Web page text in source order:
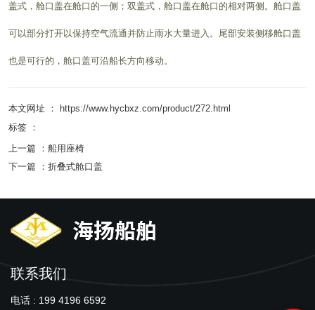
盖式，舱口盖在舱口的一侧；双盖式，舱口盖在舱口的相对两侧。舱口盖
可以部分打开以保持空气流通并防止雨水大量进入。尾部安装侧移舱口盖
也是可行的，舱口盖可沿船长方向移动。
本文网址 ： https://www.hycbxz.com/product/272.html
标签 ：
上一篇 ： 船用座椅
下一篇 ： 折叠式舱口盖
联系我们
电话 : 199 4196 6592